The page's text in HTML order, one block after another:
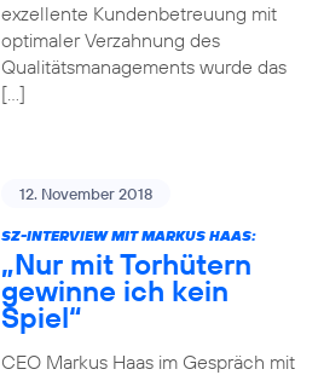
exzellente Kundenbetreuung mit
optimaler Verzahnung des
Qualitätsmanagements wurde das
[…]
12. November 2018
SZ-INTERVIEW MIT MARKUS HAAS:
„Nur mit Torhütern
gewinne ich kein
Spiel“
CEO Markus Haas im Gespräch mit